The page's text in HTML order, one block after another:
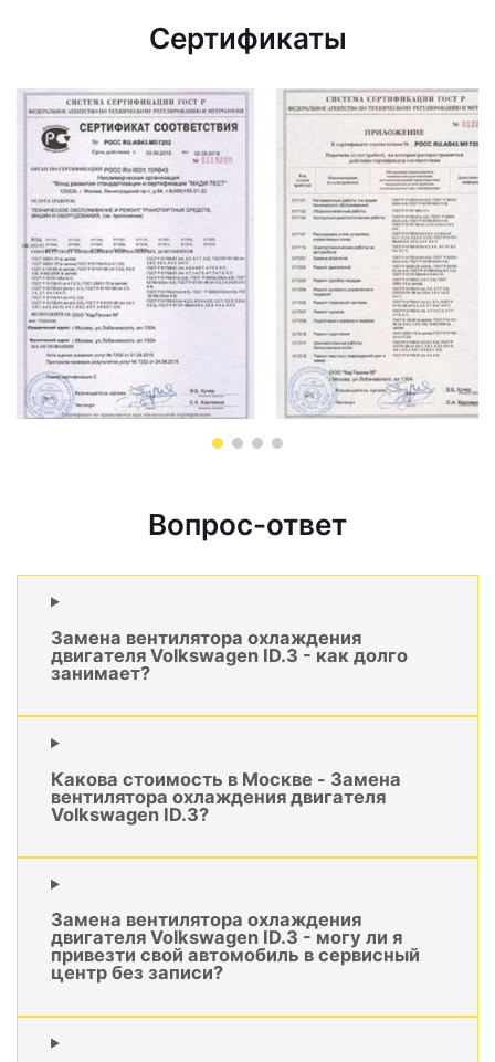
Сертификаты
Вопрос-ответ
Замена вентилятора охлаждения
двигателя Volkswagen ID.3 - как долго
занимает?
Какова стоимость в Москве - Замена
вентилятора охлаждения двигателя
Volkswagen ID.3?
Замена вентилятора охлаждения
двигателя Volkswagen ID.3 - могу ли я
привезти свой автомобиль в сервисный
центр без записи?